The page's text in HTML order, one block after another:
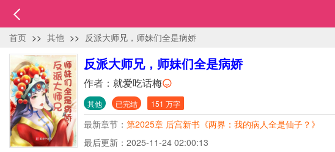
首页 >> 其他 >> 反派大师兄，师妹们全是病娇
反派大师兄，师妹们全是病娇
作者： 就爱吃话梅
其他 已完结 151 万字
最新章节： 第2025章 后宫新书《两界：我的病人全是仙子？》
最后更新：2025-11-24 02:00:13